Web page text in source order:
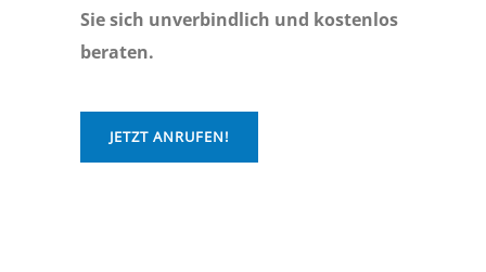
Sie sich unverbindlich und kostenlos
beraten.
JETZT ANRUFEN!